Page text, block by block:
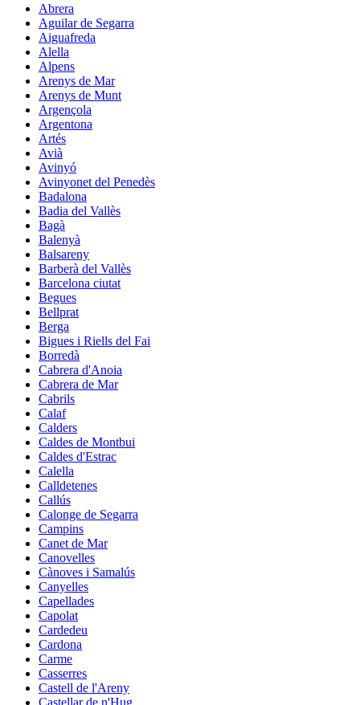
Abrera
Aguilar de Segarra
Aiguafreda
Alella
Alpens
Arenys de Mar
Arenys de Munt
Argençola
Argentona
Artés
Avià
Avinyó
Avinyonet del Penedès
Badalona
Badia del Vallès
Bagà
Balenyà
Balsareny
Barberà del Vallès
Barcelona ciutat
Begues
Bellprat
Berga
Bigues i Riells del Fai
Borredà
Cabrera d'Anoia
Cabrera de Mar
Cabrils
Calaf
Calders
Caldes de Montbui
Caldes d'Estrac
Calella
Calldetenes
Callús
Calonge de Segarra
Campins
Canet de Mar
Canovelles
Cànoves i Samalús
Canyelles
Capellades
Capolat
Cardedeu
Cardona
Carme
Casserres
Castell de l'Areny
Castellar de n'Hug